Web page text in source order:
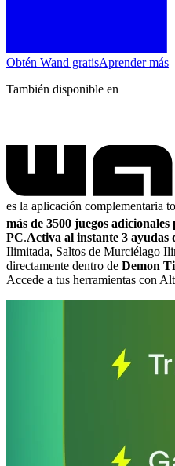
Obtén Wand gratisAprender más
También disponible en
es la aplicación complementaria
más de 3500 juegos
PC.Activa al instante 3 ayudas
Ilimitada, Saltos de Murciélago
directamente dentro de Demon
Accede a tus herramientas con